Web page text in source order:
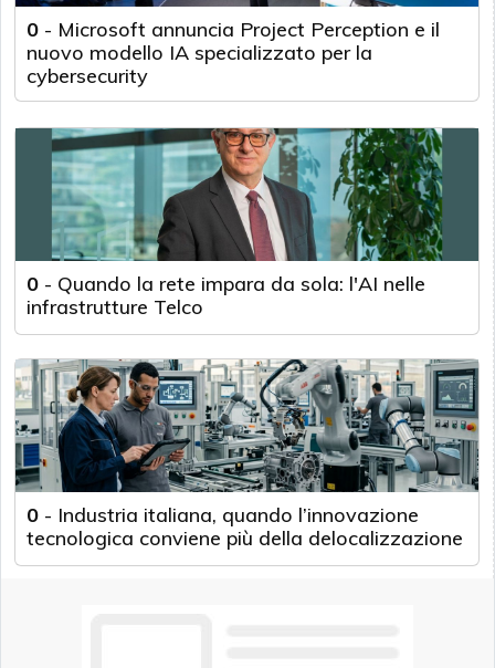
0 - Microsoft annuncia Project Perception e il
nuovo modello IA specializzato per la
cybersecurity
0 - Quando la rete impara da sola: l'AI nelle
infrastrutture Telco
0 - Industria italiana, quando l’innovazione
tecnologica conviene più della delocalizzazione